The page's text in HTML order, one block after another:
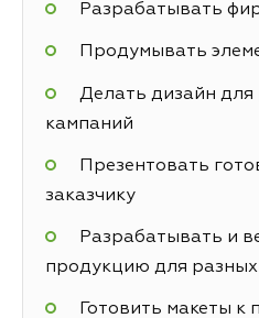
Разрабатывать
Продумывать
Делать дизайн
кампаний
Презентовать
заказчику
Разрабатывать и
продукцию для разных
Готовить макеты к